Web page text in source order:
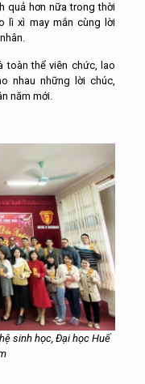
quả hơn nữa trong thời
lì xì may mắn cùng lời
toàn thể viên chức, lao
nhau những lời chúc,
năm mới.
sinh học, Đại học Huế